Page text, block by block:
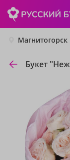
Магнитогорск
Букет